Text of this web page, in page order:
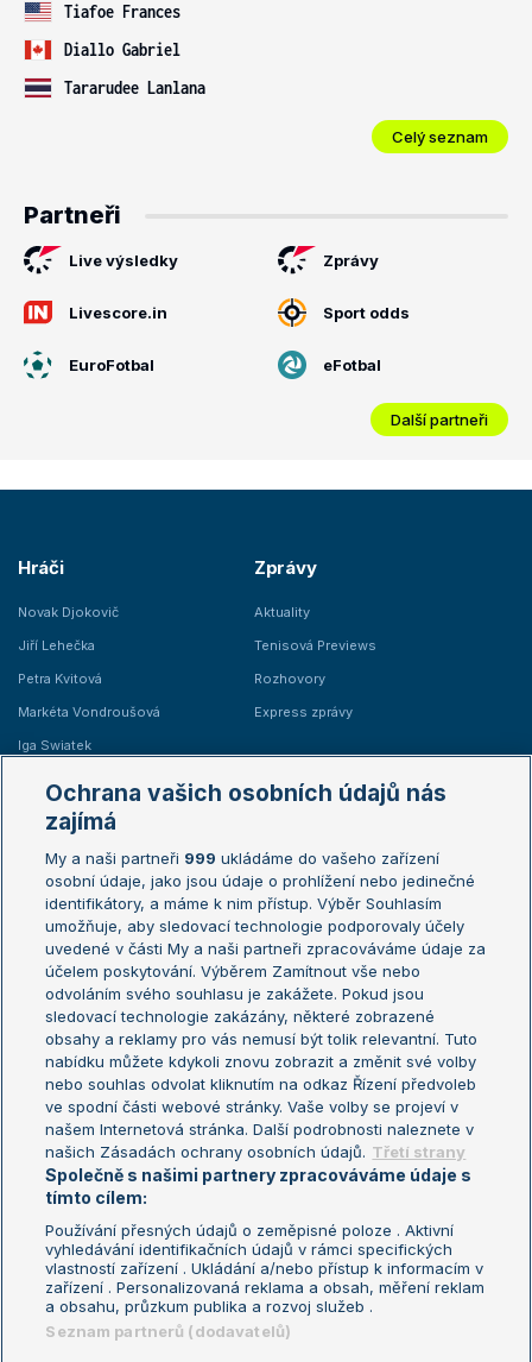
Tiafoe Frances
Diallo Gabriel
Tararudee Lanlana
Celý seznam
Partneři
Live výsledky Zprávy
Livescore.in Sport odds
EuroFotbal eFotbal
Další partneři
Hráči
Novak Djokovič
Jiří Lehečka
Petra Kvitová
Markéta Vondroušová
Iga Swiatek
Zprávy
Aktuality
Tenisová Previews
Rozhovory
Express zprávy
Žebříčky
Žebříček ATP (muži)
Žebříček WTA (ženy)
Sázkařský žebříček
Australian Open
French Open
Wimbledon
US Open
Turnaj mistrů
Turnaj mistryň
Aktualní trendy
Fotbalové přestupy
Livesport Daily
LS Prague Open
Podmínky užití
Nastavení soukromí
GDPR a žurnalistika
Reklama
Kontakt
Informace o zpracování osobních
údajů
Ochrana vašich osobních údajů nás
zajímá
My a naši partneři 999 ukládáme do vašeho zařízení
osobní údaje, jako jsou údaje o prohlížení nebo jedinečné
identifikátory, a máme k nim přístup. Výběr Souhlasím
umožňuje, aby sledovací technologie podporovaly účely
uvedené v části My a naši partneři zpracováváme údaje za
účelem poskytování. Výběrem Zamítnout vše nebo
odvoláním svého souhlasu je zakážete. Pokud jsou
sledovací technologie zakázány, některé zobrazené
obsahy a reklamy pro vás nemusí být tolik relevantní. Tuto
nabídku můžete kdykoli znovu zobrazit a změnit své volby
nebo souhlas odvolat kliknutím na odkaz Řízení předvoleb
ve spodní části webové stránky. Vaše volby se projeví v
našem Internetová stránka. Další podrobnosti naleznete v
našich Zásadách ochrany osobních údajů. Třetí strany
Společně s našimi partnery zpracováváme údaje s
tímto cílem:
Používání přesných údajů o zeměpisné poloze . Aktivní
vyhledávání identifikačních údajů v rámci specifických
vlastností zařízení . Ukládání a/nebo přístup k informacím v
zařízení . Personalizovaná reklama a obsah, měření reklam
a obsahu, průzkum publika a rozvoj služeb .
Seznam partnerů (dodavatelů)